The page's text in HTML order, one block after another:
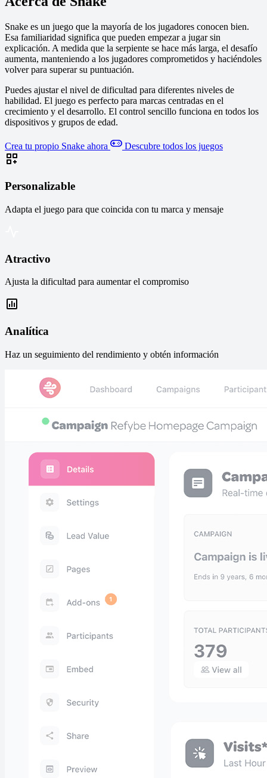
Snake es un juego que la mayoría de los jugadores conocen bien.
Esa familiaridad significa que pueden empezar a jugar sin
explicación. A medida que la serpiente se hace más larga, el desafío
aumenta, manteniendo a los jugadores comprometidos y haciéndoles
volver para superar su puntuación.
Puedes ajustar el nivel de dificultad para diferentes niveles de
habilidad. El juego es perfecto para marcas centradas en el
crecimiento y el desarrollo. El control sencillo funciona en todos los
dispositivos y grupos de edad.
Crea tu propio Snake ahora Descubre todos los juegos
Personalizable
Adapta el juego para que coincida con tu marca y mensaje
Atractivo
Ajusta la dificultad para aumentar el compromiso
Analítica
Haz un seguimiento del rendimiento y obtén información